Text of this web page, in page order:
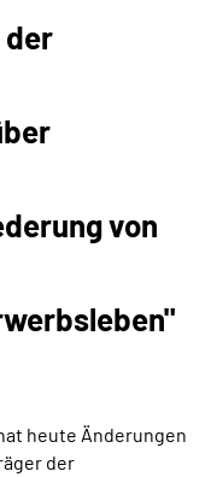
der
von
heute Änderungen
der